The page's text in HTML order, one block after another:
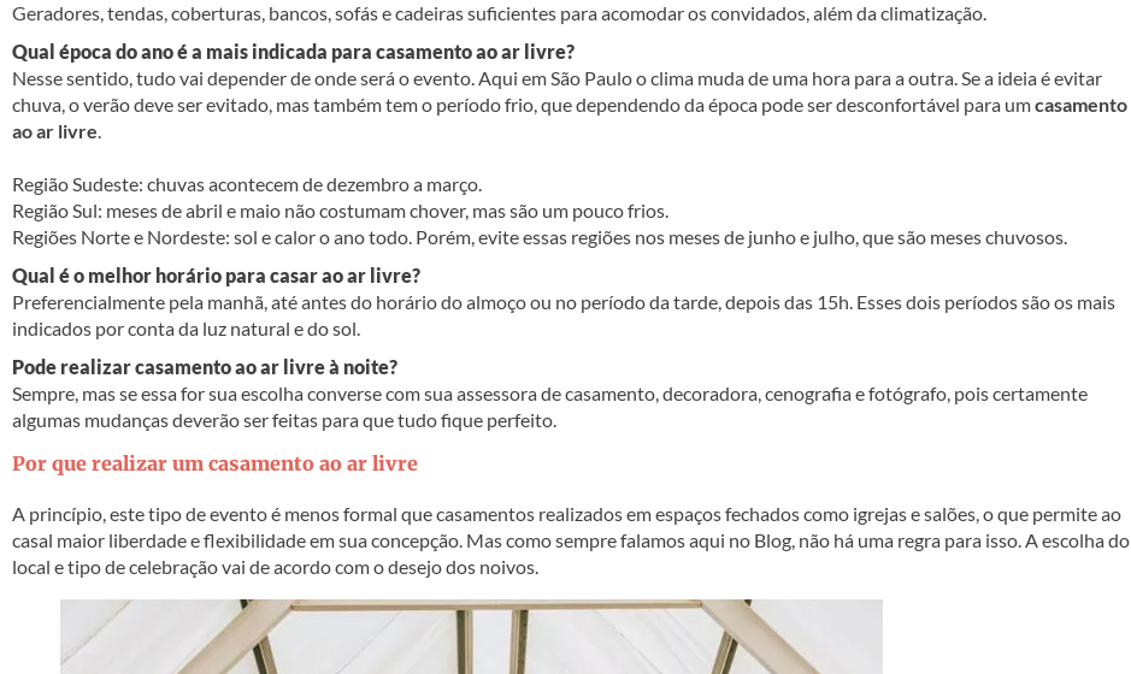
Geradores, tendas, coberturas, bancos, sofás e cadeiras suficientes para acomodar os convidados, além da climatização.
Qual época do ano é a mais indicada para casamento ao ar livre?
Nesse sentido, tudo vai depender de onde será o evento. Aqui em São Paulo o clima muda de uma hora para a outra. Se a ideia é evitar
chuva, o verão deve ser evitado, mas também tem o período frio, que dependendo da época pode ser desconfortável para umcasamento
ao ar livre.
Região Sudeste: chuvas acontecem de dezembro a março.
Região Sul: meses de abril e maio não costumam chover, mas são um pouco frios.
Regiões Norte e Nordeste: sol e calor o ano todo. Porém, evite essas regiões nos meses de junho e julho, que são meses chuvosos.
Qual é o melhor horário para casar ao ar livre?
Preferencialmente pela manhã, até antes do horário do almoço ou no período da tarde, depois das 15h. Esses dois períodos são os mais
indicados por conta da luz natural e do sol.
Pode realizar casamento ao ar livre à noite?
Sempre, mas se essa for sua escolha converse com sua assessora de casamento, decoradora, cenografia e fotógrafo, pois certamente
algumas mudanças deverão ser feitas para que tudo fique perfeito.
Por que realizar um casamento ao ar livre
A princípio, este tipo de evento é menos formal que casamentos realizados em espaços fechados como igrejas e salões, o que permite ao
casal maior liberdade e flexibilidade em sua concepção. Mas como sempre falamos aqui no Blog, não há uma regra para isso. A escolha do
local e tipo de celebração vai de acordo com o desejo dos noivos.